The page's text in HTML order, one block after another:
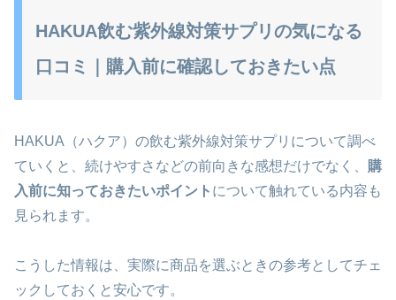
HAKUA飲む紫外線対策サプリの気になる
口コミ｜購入前に確認しておきたい点
HAKUA（ハクア）の飲む紫外線対策サプリについて調べ
ていくと、続けやすさなどの前向きな感想だけでなく、
購
入前に知っておきたいポイント について触れている内容も
見られます。
こうした情報は、実際に商品を選ぶときの参考としてチェ
ックしておくと安心です。